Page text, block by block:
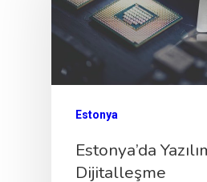
Estonya
Estonya’da
Dijitalleşme